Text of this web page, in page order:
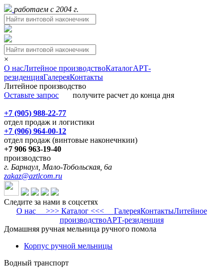
работаем с 2004 г.
×
О насЛитейное производствоКаталогАРТ-
резиденцияГалереяКонтакты
Литейное производство
Оставьте запрос получите расчет до конца дня
+7 (905) 988-22-77
отдел продаж и логистики
+7 (906) 964-00-12
отдел продаж (винтовые наконечнкии)
+7 906 963-19-40
производство
г. Барнаул, Мало-Тобольская, 6а
zakaz@aztlcom.ru
Следите за нами в соцсетях
О нас>>> Каталог <<< ГалереяКонтактыЛитейное
производствоАРТ-резиденция
Домашняя ручная мельница ручного помола
Корпус ручной мельницы
Водный транспорт